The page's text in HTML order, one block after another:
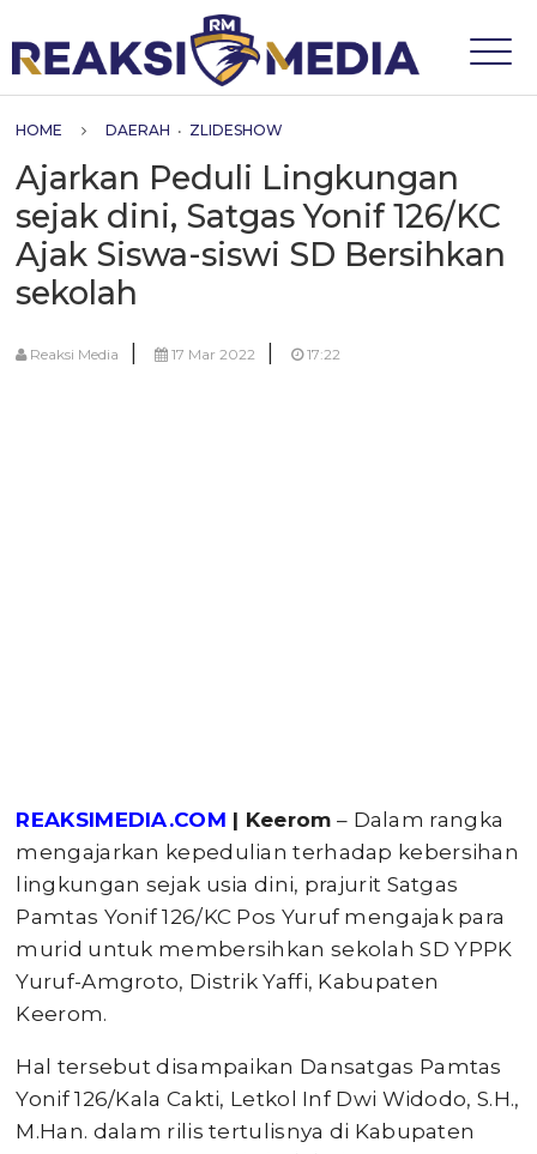
HOME DAERAH • ZLIDESHOW
Ajarkan Peduli Lingkungan
sejak dini, Satgas Yonif 126/KC
Ajak Siswa-siswi SD Bersihkan
sekolah
Reaksi Media | 17 Mar 2022 | 17:22
REAKSIMEDIA.COM | Keerom – Dalam rangka
mengajarkan kepedulian terhadap kebersihan
lingkungan sejak usia dini, prajurit Satgas
Pamtas Yonif 126/KC Pos Yuruf mengajak para
murid untuk membersihkan sekolah SD YPPK
Yuruf-Amgroto, Distrik Yaffi, Kabupaten
Keerom.
Hal tersebut disampaikan Dansatgas Pamtas
Yonif 126/Kala Cakti, Letkol Inf Dwi Widodo, S.H.,
M.Han. dalam rilis tertulisnya di Kabupaten